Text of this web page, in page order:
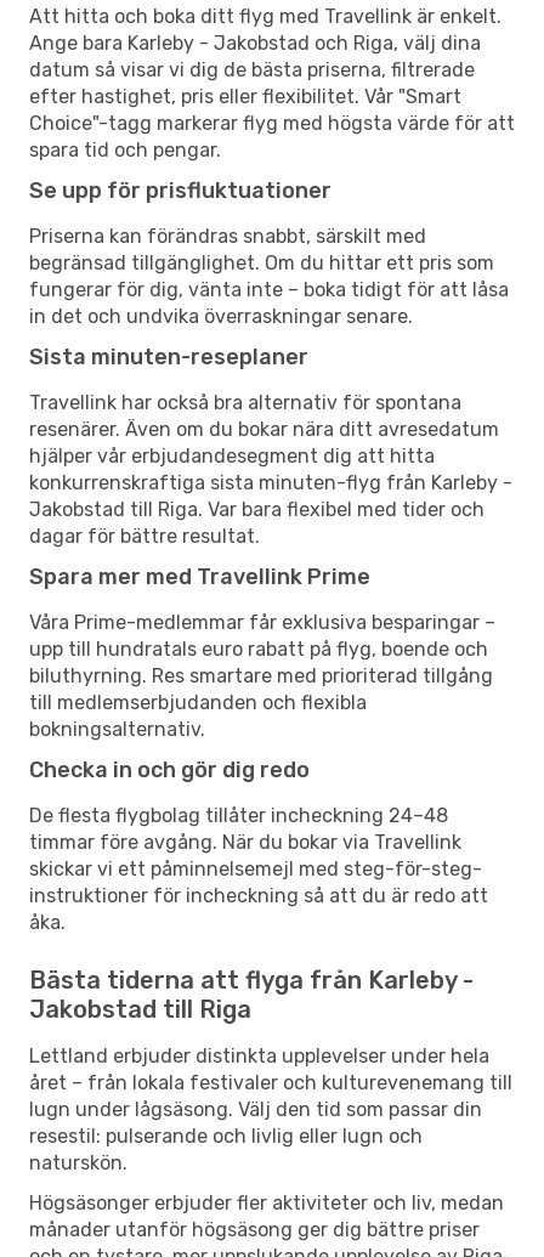
Att hitta och boka ditt flyg med Travellink är enkelt.
Ange bara Karleby - Jakobstad och Riga, välj dina
datum så visar vi dig de bästa priserna, filtrerade
efter hastighet, pris eller flexibilitet. Vår "Smart
Choice"-tagg markerar flyg med högsta värde för att
spara tid och pengar.
Se upp för prisfluktuationer
Priserna kan förändras snabbt, särskilt med
begränsad tillgänglighet. Om du hittar ett pris som
fungerar för dig, vänta inte – boka tidigt för att låsa
in det och undvika överraskningar senare.
Sista minuten-reseplaner
Travellink har också bra alternativ för spontana
resenärer. Även om du bokar nära ditt avresedatum
hjälper vår erbjudandesegment dig att hitta
konkurrenskraftiga sista minuten-flyg från Karleby -
Jakobstad till Riga. Var bara flexibel med tider och
dagar för bättre resultat.
Spara mer med Travellink Prime
Våra Prime-medlemmar får exklusiva besparingar –
upp till hundratals euro rabatt på flyg, boende och
biluthyrning. Res smartare med prioriterad tillgång
till medlemserbjudanden och flexibla
bokningsalternativ.
Checka in och gör dig redo
De flesta flygbolag tillåter incheckning 24–48
timmar före avgång. När du bokar via Travellink
skickar vi ett påminnelsemejl med steg-för-steg-
instruktioner för incheckning så att du är redo att
åka.
Bästa tiderna att flyga från Karleby -
Jakobstad till Riga
Lettland erbjuder distinkta upplevelser under hela
året – från lokala festivaler och kulturevenemang till
lugn under lågsäsong. Välj den tid som passar din
resestil: pulserande och livlig eller lugn och
naturskön.
Högsäsonger erbjuder fler aktiviteter och liv, medan
månader utanför högsäsong ger dig bättre priser